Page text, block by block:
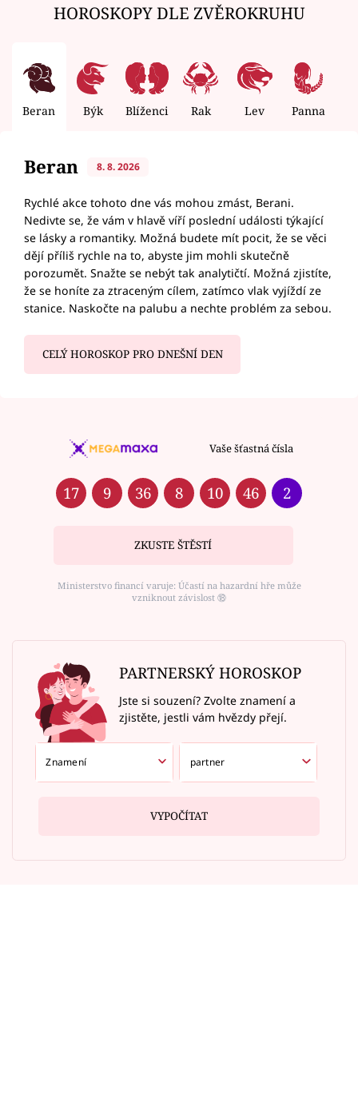
HOROSKOPY DLE ZVĚROKRUHU
Beran Býk Blíženci Rak Lev Panna
Beran 8. 8. 2026
Rychlé akce tohoto dne vás mohou zmást, Berani.
Nedivte se, že vám v hlavě víří poslední události týkající
se lásky a romantiky. Možná budete mít pocit, že se věci
dějí příliš rychle na to, abyste jim mohli skutečně
porozumět. Snažte se nebýt tak analytičtí. Možná zjistíte,
že se honíte za ztraceným cílem, zatímco vlak vyjíždí ze
stanice. Naskočte na palubu a nechte problém za sebou.
CELÝ HOROSKOP PRO DNEŠNÍ DEN
Vaše šťastná čísla
17 9 36 8 10 46 2
ZKUSTE ŠTĚSTÍ
Ministerstvo financí varuje: Účastí na hazardní hře může
vzniknout závislost ⑱
PARTNERSKÝ HOROSKOP
Jste si souzení? Zvolte znamení a
zjistěte, jestli vám hvězdy přejí.
VYPOČÍTAT